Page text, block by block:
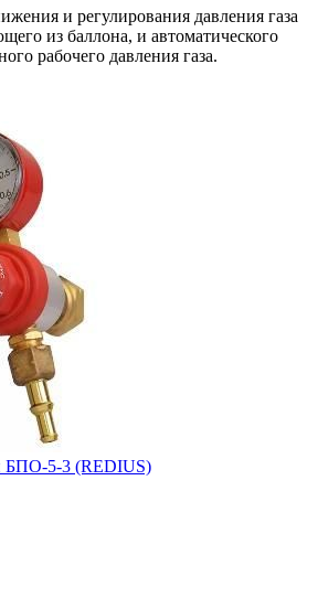
и регулирования давления газа
из баллона, и автоматического
рабочего давления газа.
БПО-5-3 (REDIUS)